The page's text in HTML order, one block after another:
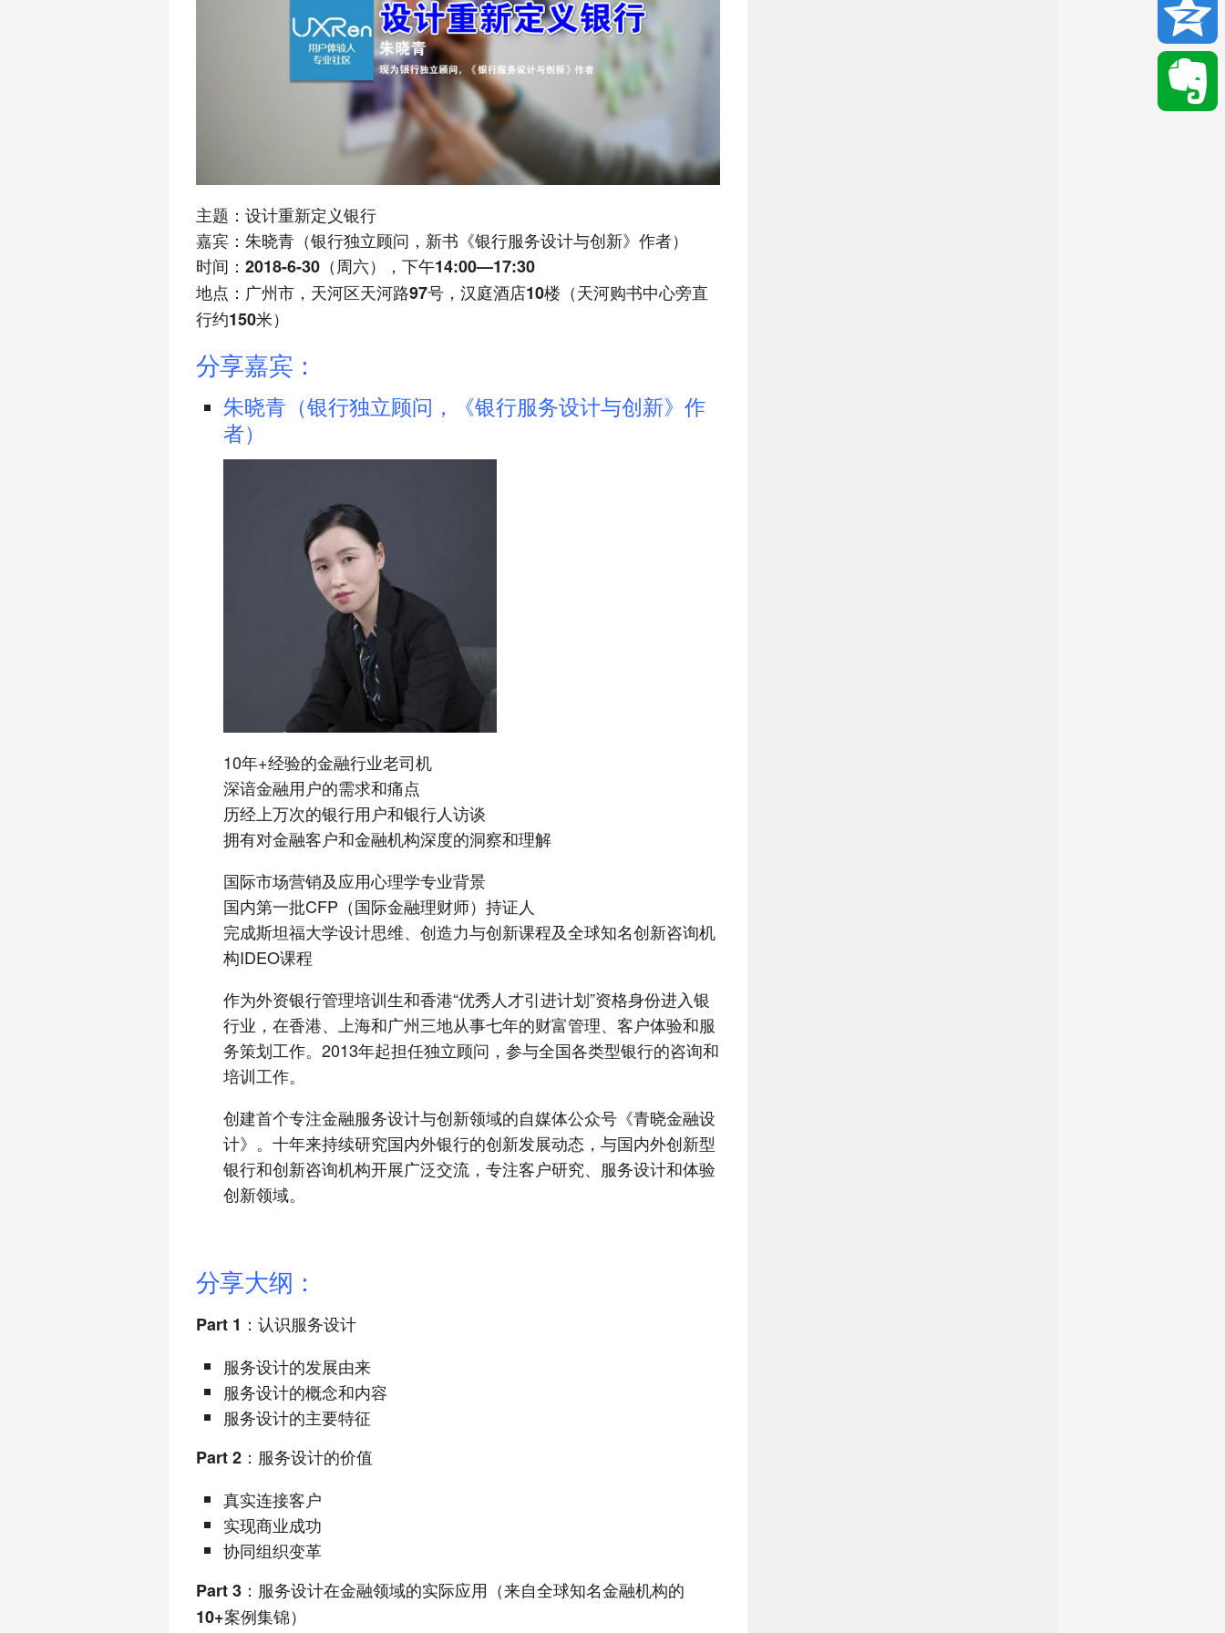
主题：设计重新定义银行
嘉宾：朱晓青（银行独立顾问，新书《银行服务设计与创新》作者）
时间： 2018-6-30（周六），下午14:00—17:30
地点： 广州市，天河区天河路97号，汉庭酒店10楼（天河购书中心旁直
行约150米）
分享嘉宾：
朱晓青（银行独立顾问，《银行服务设计与创新》作
者）
10年+经验的金融行业老司机
深谙金融用户的需求和痛点
历经上万次的银行用户和银行人访谈
拥有对金融客户和金融机构深度的洞察和理解
国际市场营销及应用心理学专业背景
国内第一批CFP（国际金融理财师）持证人
完成斯坦福大学设计思维、创造力与创新课程及全球知名创新咨询机
构IDEO课程
作为外资银行管理培训生和香港“优秀人才引进计划”资格身份进入银
行业，在香港、上海和广州三地从事七年的财富管理、客户体验和服
务策划工作。2013年起担任独立顾问，参与全国各类型银行的咨询和
培训工作。
创建首个专注金融服务设计与创新领域的自媒体公众号《青晓金融设
计》。十年来持续研究国内外银行的创新发展动态，与国内外创新型
银行和创新咨询机构开展广泛交流，专注客户研究、服务设计和体验
创新领域。
分享大纲：
Part 1：认识服务设计
服务设计的发展由来
服务设计的概念和内容
服务设计的主要特征
Part 2：服务设计的价值
真实连接客户
实现商业成功
协同组织变革
Part 3：服务设计在金融领域的实际应用（来自全球知名金融机构的
10+案例集锦）
Email
Qzone